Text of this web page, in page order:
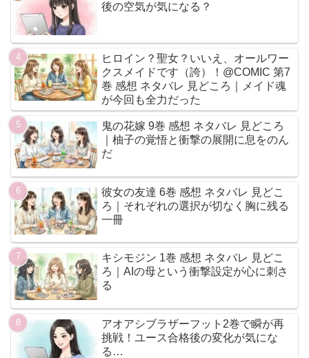
後の空気が気になる？
ヒロイン？聖女？いいえ、オールワー
クスメイドです（誇）！@COMIC 第7
巻 感想 ネタバレ 見どころ｜メイド魂
が今回も全力だった
鬼の花嫁 9巻 感想 ネタバレ 見どころ
｜柚子の覚悟と衝撃の展開に息をのん
だ
彼女の友達 6巻 感想 ネタバレ 見どこ
ろ｜それぞれの選択が切なく胸に残る
一冊
キシモジン 1巻 感想 ネタバレ 見どこ
ろ｜AIの母という衝撃設定が心に刺さ
る
アオアシブラザーフット2巻で瞬が再
挑戦！ユース合格後の変化が気にな
る…